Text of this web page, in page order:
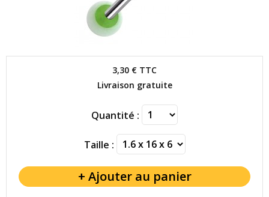
3,30 € TTC
Livraison gratuite
Quantité :
Taille :